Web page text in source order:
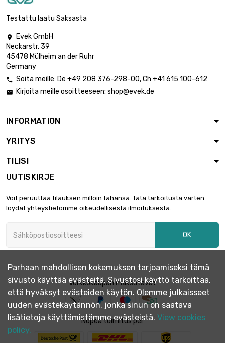
Testattu laatu Saksasta

Evek GmbH
Neckarstr. 39
45478 Mülheim an der Ruhr
Germany
 Soita meille: De +49 208 376-298-00, Ch +41 615 100-612
 Kirjoita meille osoitteeseen: shop@evek.de
INFORMATION
YRITYS
TILISI
UUTISKIRJE
Voit peruuttaa tilauksen milloin tahansa. Tätä tarkoitusta varten
löydät yhteystietomme oikeudellisesta ilmoituksesta.
OK
Verkkokaupan maksutavat
Nopea toimitus per
Parhaan mahdollisen kokemuksen tarjoamiseksi tämä
sivusto käyttää evästeitä. Sivustosi käyttö tarkoittaa,
että hyväksyt evästeiden käytön. Olemme julkaisseet
uuden evästekäytännön, jonka sinun on saatava
lisätietoja käyttämistämme evästeistä. View cookies
policy.